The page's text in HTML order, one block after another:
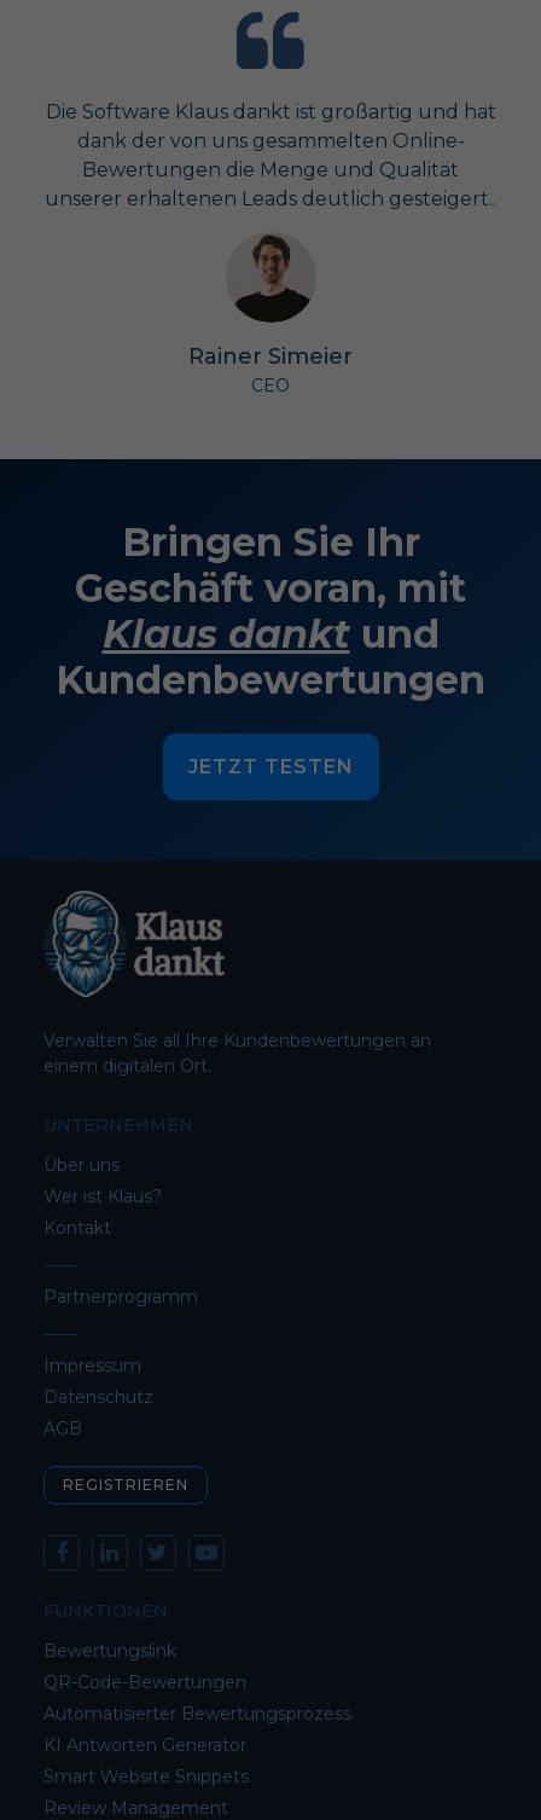
Die Software Klaus dankt ist großartig und hat
dank der von uns gesammelten Online-
Bewertungen die Menge und Qualität
unserer erhaltenen Leads deutlich gesteigert..
Rainer Simeier
CEO
Bringen Sie Ihr
Geschäft voran, mit
Klaus danktund
Kundenbewertungen
JETZT TESTEN
Verwalten Sie all Ihre Kundenbewertungen an
einem digitalen Ort.
UNTERNEHMEN
Über uns
Wer ist Klaus?
Kontakt
Partnerprogramm
Impressum
Datenschutz
AGB
REGISTRIEREN
FUNKTIONEN
Bewertungslink
QR-Code-Bewertungen
Automatisierter Bewertungsprozess
KI Antworten Generator
Smart Website Snippets
Review Management